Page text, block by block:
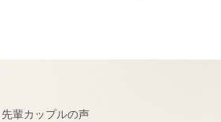
先輩カップルの声